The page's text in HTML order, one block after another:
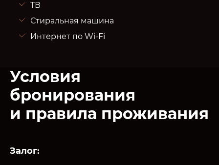
ТВ
Стиральная машина
Интернет по Wi-Fi
Условия
бронирования
и правила проживания
Залог: